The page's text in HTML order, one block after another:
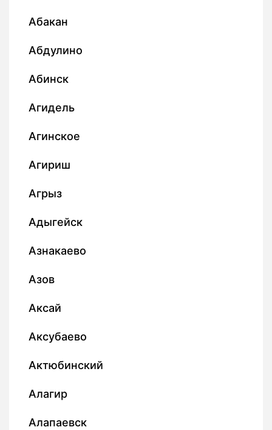
Абакан
Абдулино
Абинск
Агидель
Агинское
Агириш
Агрыз
Адыгейск
Азнакаево
Азов
Аксай
Аксубаево
Актюбинский
Алагир
Алапаевск